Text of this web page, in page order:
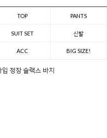
TOP PANTS
SUIT SET 신발
ACC BIG SIZE!
정장 슬랙스 바지